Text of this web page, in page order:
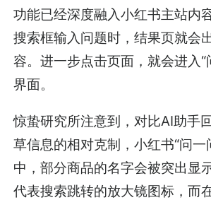
功能已经深度融入小红书主站内
搜索框输入问题时，结果页就会
容。进一步点击页面，就会进入“
界面。
惊蛰研究所注意到，对比AI助手
草信息的相对克制，小红书“问一
中，部分商品的名字会被突出显
代表搜索跳转的放大镜图标，而